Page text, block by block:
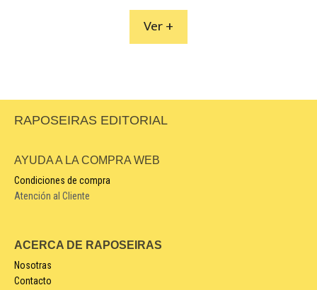
Ver +
RAPOSEIRAS EDITORIAL
AYUDA A LA COMPRA WEB
Condiciones de compra
Atención al Cliente
ACERCA DE RAPOSEIRAS
Nosotras
Contacto